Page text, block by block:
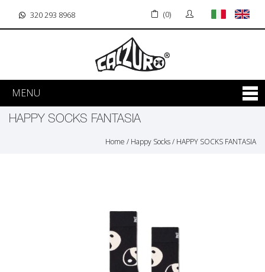
320 293 8968 (0)
MENU
HAPPY SOCKS FANTASIA
Home / Happy Socks/ HAPPY SOCKS FANTASIA